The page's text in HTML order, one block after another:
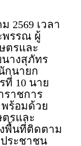
2569 เวลา
พรรณ ผู้
ตรและ
างสุภัทร
กนายก
ที่ 10 นาย
ราชการ
ร้อมด้วย
รและ
พื้นที่ติดตาม
ระชาชน